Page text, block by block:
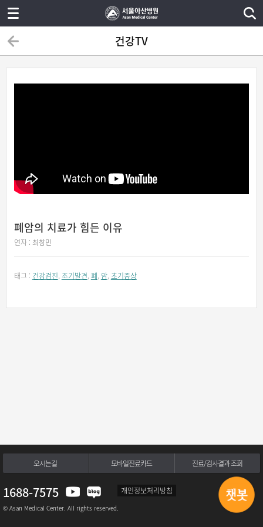
건강TV
폐암의 치료가 힘든 이유
연자 : 최창민
태그 : 건강검진, 조기발견, 폐, 암, 초기증상
오시는길 모바일진료카드 진료/검사결과 조회
1688-7575 개인정보처리방침
© Asan Medical Center. All rights reserved.